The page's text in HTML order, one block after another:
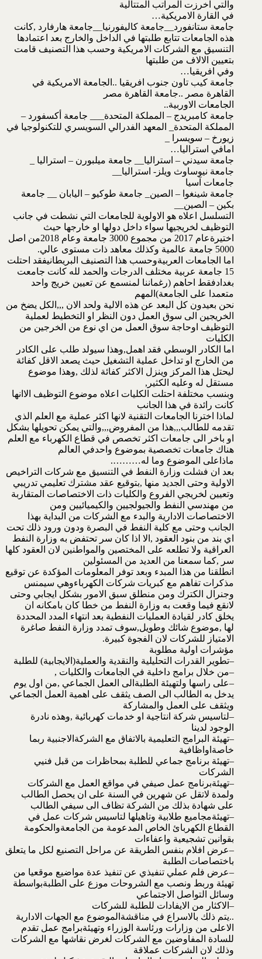
والتي اخرزت المراتب المتتالية
في القارة الامريكية…
جامعة ستانفورد__جامعة كاليفورنيا__جامعة هارفارد ,كانت
هذه الجامعات تتابع طلبتها في الداخل والخارج بعد اعتمادها
التنسيق مع الشركات الامريكية وحسب هذا التصنيف قامت
بتعيين الالاف من طلبتها
وفي افريقيا…
جامعة كيب تاون جنوب افريقيا ..الجامعة الامريكية في
القاهرة مصر ..جامعة القاهرة مصر
الجامعات الاوربية..
جامعة كامبريدج – المملكة المتحدة___ جامعة أكسفورد –
المملكة المتحدة_ المعهد الفدرالي السويسري للتكنولوجيا في
زيورخ – سويسرا _
امافي استراليا…
جامعة سيدني – استراليا__ جامعة ميلبورن – استراليا _
جامعة نيوساوث ويلز- استراليا__
جامعات آسيا
جامعة شينغوا – الصين_ جامعة طوكيو – اليابان __ جامعة
بكين – الصين__
التسلسل اعلاه هو الاولوية للجامعات التي نشطت في جانب
التوظيف لخريجيها سواء داخل دولها او خارجها حيث
اختيرةعام 2017 من مجموع 3000 جامعة وعام 2018من اصل
5000 جامعة عالمية وكذلك معاهد ذات مستوى عالي.
اما الجامعات العربيةوحسب هذا التصنيف البريطانيفقد احتلت
15 جامعة عربية مختلف الدرجات والحمد لله كانت جامعت
بغدادفقط احاهم (رغماننا لمنسمع عن تعيين خريج واحد
متعمدا على الجامعة)المهم
نحن بعيدون كل البعد عن هذه الالية ولحد الان ,,,الكل يضخ من
الخريجين الى سوق العمل دون النظر او التخطيط لعملية
التوظيف اوحاجة سوق العمل من اي نوع من الخرجين من
الكليات
اما الكادر الوسطي فقد اهمل,وهذا سيولد طلب على الكادر
من الخارج او تداخل عملية التشغيل حيث يصعد الاقل كفائة
ليحتل هذا المركز وينزل الاكثر كفائة لذلك ,وهذا موضوع
مستقل له وعليه الكثير,
وبنسب مختلفة احتلت الكليات اعلاه موضوع التوظيف الاانها
كانت رائدة في هذا الجانب
لماذا اخترنا الجامعات التقنية لانها اكثر عملية مع العلم الذي
تقدمه للطالب,,,هذا من المفروض,,,والتي يمكن تحويلها بشكل
او باخر الى جامعات اكثر تخصص في قطاع الكهرباء مع العلم
هناك جامعات تخصصية بموضوع واحدفي العالم
ماذاعلى الموضوع وما له……….
بعد ان فشلت وزارة النفط في التنسيق مع شركات التراخيص
الاولية وحتى الجديد منها ,بتوقيع عقد مشترك تعليمي تدريبي
وتعيين لخريجي الفروع والكليات ذات الاختصاصات المتقاربة
من مهندسي النفط والجيولجيين والكيميائيين ومن
الاختصاصات الادارية والبدء مع الشركات من البداية بهذا
الجانب وحتى مع كلية النفط في البصرة ودون ورود ذلك تحت
اي بند من بنود العقود ,الا اذا كان سر تحتفض به وزارة النفط
العراقية ولا تطلعه على المختصين والمواطنين لان العقود كلها
سر ,كما سمعنا من العديد من المسئولين
انطلقنا من هذا المبدء وبعد توفر المعلومات المؤكدة عن توقيع
مذكرات تفاهم مع كبريات شركات الكهرباءوهي سيمنس
وجنرال الكترك ومن منطلق سبق الامور بشكل ايجابي وحتى
لانقع فيما وقعت به وزارة النفط من خطا كان بامكانه ان
يخلق كادر لقيادة العمليات النفطية بعد انتهاء المدد المحددة
لها ,موضوع شائك وطويل,سوف تمدد وزارة النفط صاغرة
الامتياز للشركات لان الفجوة كبيرة.
مؤشرات اولية مطلوبة
–تطوير القدرات التحليلية والنقدية والعملية(الايجابية) للطلبة
–من خلال برامج داخلية في الجامعات والكليات ,
–على راسها ولتهيئة الطلبةالى العمل الجماعي ,من اول يوم
يدخل به الطالب الى الصف يثقف على اهمية العمل الجماعي
ويثقف على العمل والمشاركة
–لتاسيس شركة انتاجية او خدمات كهربائية ,وهذه نادرة
الوجود لدينا
–تهيئة البرامج التعليمية بالاتفاق مع الشركةالاجنبية ربما
خاصةاواظافية
–تهيئة برنامج جماعي للطلبة بمحاظرات من قبل فنيي
الشركات
–تهيئةبرنامج عمل صيفي في مواقع العمل مع الشركات
ولمدة لاتقل عن شهرين في السنة على ان يحصل الطالب
على شهادة بذلك من الشركة تظاف الى سيفي الطالب
–تهيئةمجاميع طلابية وتاهيلها لتاسيس شركات عمل في
القطاع الكهربائ الخاص المدعومة من الجامعةوالحكومة
بقوانين تشجيعية واعفاءات
–عرض افلام بنفس الطريقة عن مراحل التصنيع لكل ما يتعلق
باختصاصات الطلبة
–عرض فلم عملي تنفيذي عن تنفيذ عدة مواضيع موقعيا من
تهيئة وربط ونصب مع الشروحات موزع على الطلبةبواسطة
وسائل التواصل الاجتماعي
–الاكثار من الايفادات للطلبة للشركات
..يتم ذلك بالاسراع في مناقشةالموضوع مع الجهات الادارية
الاعلى من وزارات ورئاسة الوزراء وتهيئةبرامج عمل تقدم
للسادة المفاوضين مع الشركات لغرض نقاشها مع الشركات
وذلك لان الشركات عملاقة